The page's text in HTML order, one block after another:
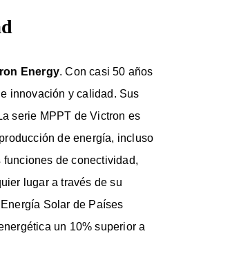
Energy. Con casi 50 años
innovación y calidad. Sus
serie MPPT de Victron es
de energía, incluso
de conectividad,
lugar a través de su
Solar de Países
un 10% superior a